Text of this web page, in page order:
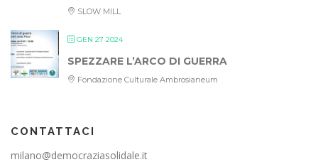
SLOW MILL
GEN 27 2024
SPEZZARE L’ARCO DI GUERRA
Fondazione Culturale Ambrosianeum
CONTATTACI
milano@democraziasolidale.it